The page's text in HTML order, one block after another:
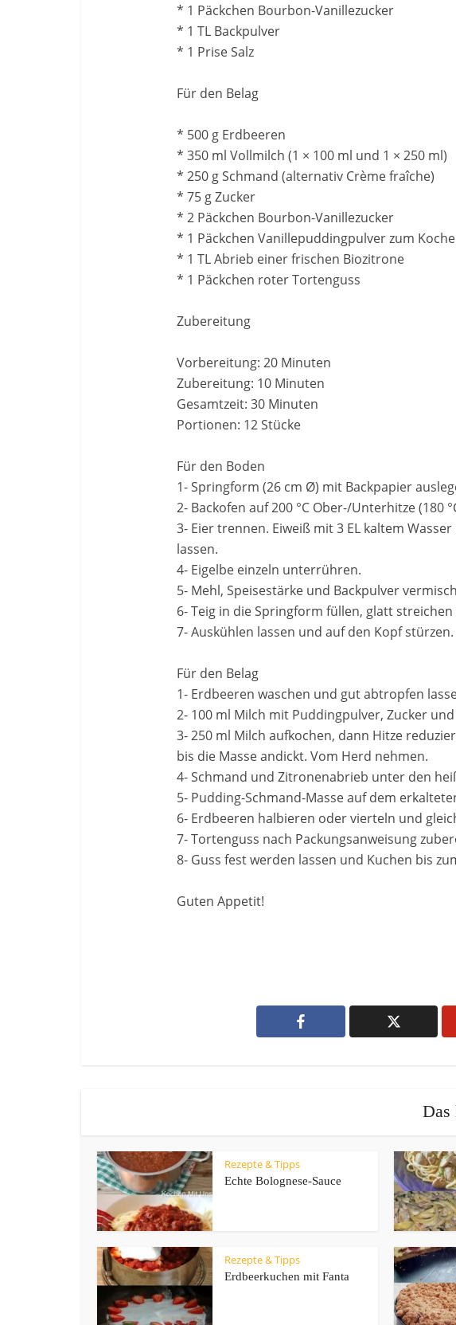
* 1 Päckchen Bourbon-Vanillezucker
* 1 TL Backpulver
* 1 Prise Salz
Für den Belag
* 500 g Erdbeeren
* 350 ml Vollmilch (1 × 100 ml und 1 × 250 ml)
* 250 g Schmand (alternativ Crème fraîche)
* 75 g Zucker
* 2 Päckchen Bourbon-Vanillezucker
* 1 Päckchen Vanillepuddingpulver zum
* 1 TL Abrieb einer frischen Biozitrone
* 1 Päckchen roter Tortenguss
Zubereitung
Vorbereitung: 20 Minuten
Zubereitung: 10 Minuten
Gesamtzeit: 30 Minuten
Portionen: 12 Stücke
Für den Boden
1- Springform (26 cm Ø) mit Backpapier
2- Backofen auf 200 °C Ober-/Unterhitze (180
3- Eier trennen. Eiweiß mit 3 EL kaltem
lassen.
4- Eigelbe einzeln unterrühren.
5- Mehl, Speisestärke und Backpulver
6- Teig in die Springform füllen, glatt
7- Auskühlen lassen und auf den Kopf stürzen.
Für den Belag
1- Erdbeeren waschen und gut abtropfen
2- 100 ml Milch mit Puddingpulver, Zucker
3- 250 ml Milch aufkochen, dann Hitze
bis die Masse andickt. Vom Herd nehmen.
4- Schmand und Zitronenabrieb unter den
5- Pudding-Schmand-Masse auf dem
6- Erdbeeren halbieren oder vierteln und
7- Tortenguss nach Packungsanweisung
8- Guss fest werden lassen und Kuchen bis
Guten Appetit!
Das
Rezepte & Tipps
Echte Bolognese-Sauce
Rezepte & Tipps
Erdbeerkuchen mit Fanta